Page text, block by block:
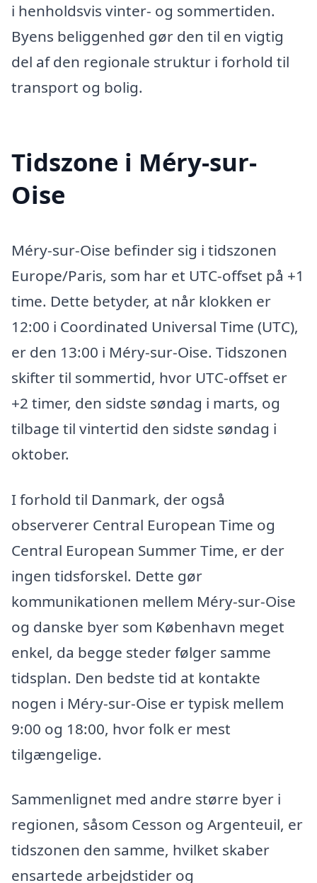
i henholdsvis vinter- og sommertiden.
Byens beliggenhed gør den til en vigtig
del af den regionale struktur i forhold til
transport og bolig.
Tidszone i Méry-sur-
Oise
Méry-sur-Oise befinder sig i tidszonen
Europe/Paris, som har et UTC-offset på +1
time. Dette betyder, at når klokken er
12:00 i Coordinated Universal Time (UTC),
er den 13:00 i Méry-sur-Oise. Tidszonen
skifter til sommertid, hvor UTC-offset er
+2 timer, den sidste søndag i marts, og
tilbage til vintertid den sidste søndag i
oktober.
I forhold til Danmark, der også
observerer Central European Time og
Central European Summer Time, er der
ingen tidsforskel. Dette gør
kommunikationen mellem Méry-sur-Oise
og danske byer som København meget
enkel, da begge steder følger samme
tidsplan. Den bedste tid at kontakte
nogen i Méry-sur-Oise er typisk mellem
9:00 og 18:00, hvor folk er mest
tilgængelige.
Sammenlignet med andre større byer i
regionen, såsom Cesson og Argenteuil, er
tidszonen den samme, hvilket skaber
ensartede arbejdstider og